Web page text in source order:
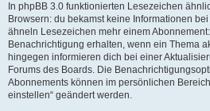
In phpBB 3.0 funktionierten Lesezeichen
Browsern: du bekamst keine Informationen
ähneln Lesezeichen mehr einem
Benachrichtigung erhalten, wenn ein Thema
hingegen informieren dich bei einer
Forums des Boards. Die
Abonnements können im persönlichen
einstellen“ geändert werden.